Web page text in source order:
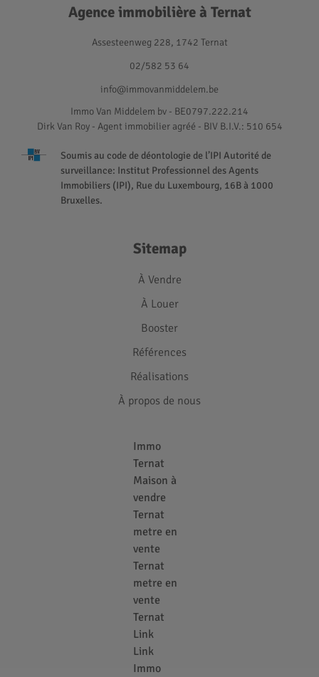
Agence immobilière à Ternat
Assesteenweg 228, 1742 Ternat
02/582 53 64
info@immovanmiddelem.be
Immo Van Middelem bv - BE0797.222.214
Dirk Van Roy - Agent immobilier agréé - BIV B.I.V.: 510 654
Soumis au code de déontologie de l’IPI Autorité de
surveillance: Institut Professionnel des Agents
Immobiliers (IPI), Rue du Luxembourg, 16B à 1000
Bruxelles.
Sitemap
À Vendre
À Louer
Booster
Références
Réalisations
À propos de nous
Immo
Ternat
Maison à
vendre
Ternat
metre en
vente
Ternat
metre en
vente
Ternat
Link
Link
Immo